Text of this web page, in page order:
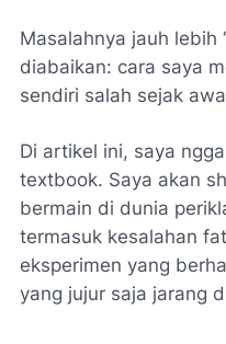
Masalahnya jauh lebih
diabaikan: cara saya
sendiri salah sejak
Di artikel ini, saya
textbook. Saya akan
bermain di dunia
termasuk kesalahan
eksperimen yang
yang jujur saja jarang